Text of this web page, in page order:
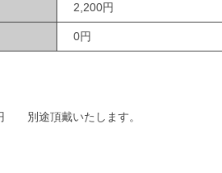
2,200円
0円
別途頂戴いたします。